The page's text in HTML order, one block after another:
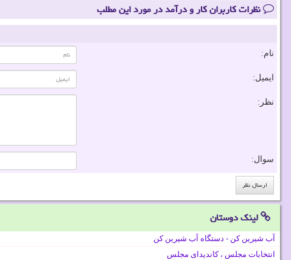
نظرات کاربران کار و درآمد در مورد این مطلب
نام:
ایمیل:
نظر:
سوال:
لینک دوستان
آب شیرین کن - دستگاه آب شیرین کن
انتخابات مجلس ، کاندیدای مجلس